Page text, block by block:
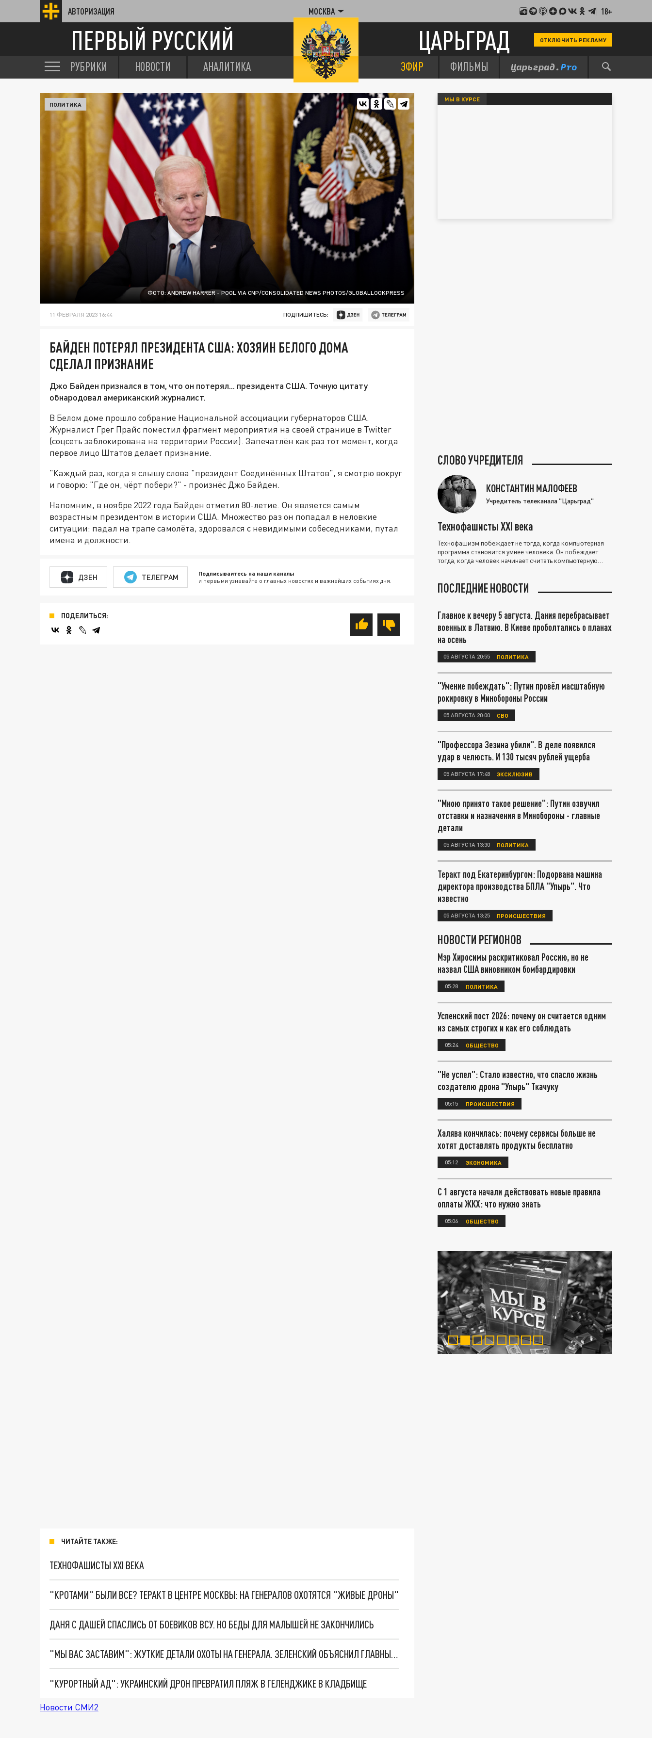
АВТОРИЗАЦИЯ МОСКВА 18+
ПЕРВЫЙ РУССКИЙ ЦАРЬГРАД ОТКЛЮЧИТЬ РЕКЛАМУ
РУБРИКИ НОВОСТИ АНАЛИТИКА ЭФИР ФИЛЬМЫ
ФОТО: ANDREW HARRER - POOL VIA CNP/CONSOLIDATED NEWS PHOTOS/GLOBALLOOKPRESS
ПОЛИТИКА
11 ФЕВРАЛЯ 2023 16:44 ПОДПИШИТЕСЬ:
БАЙДЕН ПОТЕРЯЛ ПРЕЗИДЕНТА США: ХОЗЯИН БЕЛОГО ДОМА
СДЕЛАЛ ПРИЗНАНИЕ
Джо Байден признался в том, что он потерял... президента США. Точную цитату
обнародовал американский журналист.
В Белом доме прошло собрание Национальной ассоциации губернаторов США.
Журналист Грег Прайс поместил фрагмент мероприятия на своей странице в Twitter
(соцсеть заблокирована на территории России). Запечатлён как раз тот момент, когда
первое лицо Штатов делает признание.
"Каждый раз, когда я слышу слова "президент Соединённых Штатов", я смотрю вокруг
и говорю: "Где он, чёрт побери?" - произнёс Джо Байден.
Напомним, в ноябре 2022 года Байден отметил 80-летие. Он является самым
возрастным президентом в истории США. Множество раз он попадал в неловкие
ситуации: падал на трапе самолёта, здоровался с невидимыми собеседниками, путал
имена и должности.
ДЗЕН ТЕЛЕГРАМ Подписывайтесь на наши каналы
и первыми узнавайте о главных новостях и важнейших событиях дня.
ПОДЕЛИТЬСЯ:
ЧИТАЙТЕ ТАКЖЕ:
ТЕХНОФАШИСТЫ XXI ВЕКА
"КРОТАМИ" БЫЛИ ВСЕ? ТЕРАКТ В ЦЕНТРЕ МОСКВЫ: НА ГЕНЕРАЛОВ ОХОТЯТСЯ "ЖИВЫЕ ДРОНЫ"
ДАНЯ С ДАШЕЙ СПАСЛИСЬ ОТ БОЕВИКОВ ВСУ. НО БЕДЫ ДЛЯ МАЛЫШЕЙ НЕ ЗАКОНЧИЛИСЬ
"МЫ ВАС ЗАСТАВИМ": ЖУТКИЕ ДЕТАЛИ ОХОТЫ НА ГЕНЕРАЛА. ЗЕЛЕНСКИЙ ОБЪЯСНИЛ ГЛАВНЫЙ СМЫСЛ ТЕРАКТА В ЦЕНТРЕ МОСКВЫ
"КУРОРТНЫЙ АД": УКРАИНСКИЙ ДРОН ПРЕВРАТИЛ ПЛЯЖ В ГЕЛЕНДЖИКЕ В КЛАДБИЩЕ
Новости СМИ2
МЫ В КУРСЕ
СЛОВО УЧРЕДИТЕЛЯ
КОНСТАНТИН МАЛОФЕЕВ
Учредитель телеканала "Царьград"
Технофашисты XXI века
Технофашизм побеждает не тогда, когда компьютерная
программа становится умнее человека. Он побеждает
тогда, когда человек начинает считать компьютерную
ПОСЛЕДНИЕ НОВОСТИ
Главное к вечеру 5 августа. Дания перебрасывает
военных в Латвию. В Киеве проболтались о планах
на осень
05 АВГУСТА 20:55 ПОЛИТИКА
"Умение побеждать": Путин провёл масштабную
рокировку в Минобороны России
05 АВГУСТА 20:00 СВО
"Профессора Зезина убили". В деле появился
удар в челюсть. И 130 тысяч рублей ущерба
05 АВГУСТА 17:48 ЭКСКЛЮЗИВ
"Мною принято такое решение": Путин озвучил
отставки и назначения в Минобороны - главные
детали
05 АВГУСТА 13:30 ПОЛИТИКА
Теракт под Екатеринбургом: Подорвана машина
директора производства БПЛА "Упырь". Что
известно
05 АВГУСТА 13:25 ПРОИСШЕСТВИЯ
НОВОСТИ РЕГИОНОВ
Мэр Хиросимы раскритиковал Россию, но не
назвал США виновником бомбардировки
05:28 ПОЛИТИКА
Успенский пост 2026: почему он считается одним
из самых строгих и как его соблюдать
05:24 ОБЩЕСТВО
"Не успел": Стало известно, что спасло жизнь
создателю дрона "Упырь" Ткачуку
05:15 ПРОИСШЕСТВИЯ
Халява кончилась: почему сервисы больше не
хотят доставлять продукты бесплатно
05:12 ЭКОНОМИКА
С 1 августа начали действовать новые правила
оплаты ЖКХ: что нужно знать
05:06 ОБЩЕСТВО